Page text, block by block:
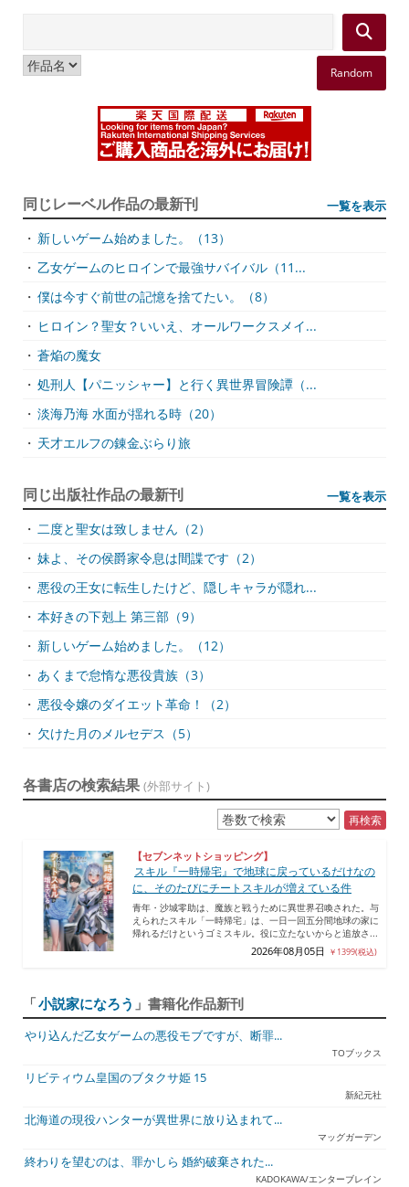
Random
同じレーベル作品の最新刊 一覧を表示
・ 新しいゲーム始めました。（13）
・ 乙女ゲームのヒロインで最強サバイバル（11...
・ 僕は今すぐ前世の記憶を捨てたい。（8）
・ ヒロイン？聖女？いいえ、オールワークスメイ...
・ 蒼焔の魔女
・ 処刑人【パニッシャー】と行く異世界冒険譚（...
・ 淡海乃海 水面が揺れる時（20）
・ 天才エルフの錬金ぶらり旅
同じ出版社作品の最新刊 一覧を表示
・ 二度と聖女は致しません（2）
・ 妹よ、その侯爵家令息は間諜です（2）
・ 悪役の王女に転生したけど、隠しキャラが隠れ...
・ 本好きの下剋上 第三部（9）
・ 新しいゲーム始めました。（12）
・ あくまで怠惰な悪役貴族（3）
・ 悪役令嬢のダイエット革命！（2）
・ 欠けた月のメルセデス（5）
各書店の検索結果 (外部サイト)
再検索
【セブンネットショッピング】
スキル『一時帰宅』で地球に戻っているだけなの
に、そのたびにチートスキルが増えている件
青年・沙城零助は、魔族と戦うために異世界召喚された。与
えられたスキル「一時帰宅」は、一日一回五分間地球の家に
帰れるだけというゴミスキル。役に立たないからと追放さ...
2026年08月05日 ￥1399(税込)
「小説家になろう 」書籍化作品新刊
やり込んだ乙女ゲームの悪役モブですが、断罪...
TOブックス
リビティウム皇国のブタクサ姫 15
新紀元社
北海道の現役ハンターが異世界に放り込まれて...
マッグガーデン
終わりを望むのは、罪かしら 婚約破棄された...
KADOKAWA/エンターブレイン